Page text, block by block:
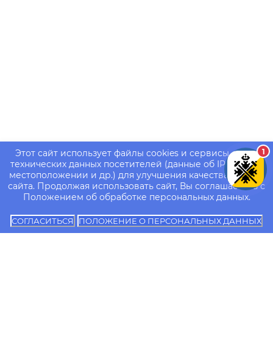
Этот сайт использует файлы cookies и сервисы сбора
технических данных посетителей (данные об IP-адресе,
местоположении и др.) для улучшения качества работы
сайта. Продолжая использовать сайт, Вы соглашаетесь с
Положением об обработке персональных данных.
СОГЛАСИТЬСЯ ПОЛОЖЕНИЕ О ПЕРСОНАЛЬНЫХ ДАННЫХ
1